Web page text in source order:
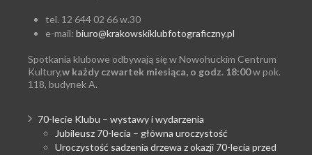
tel. 12 644 02 66 w.30
e-mail: biuro@krakowskiklubfotograficzny.pl
Spotkania klubowe odbywają się w Nowohuckim Centrum
Kultury,w każdy czwartek miesiąca, o godz. 18:00w pok.
118, budynek A.
70-lecie Klubu – wystawy i wydarzenia
Jubileusz 70-lecia – główna uroczystość
Uroczystość sadzenia drzewa z okazji 70-lecia przed